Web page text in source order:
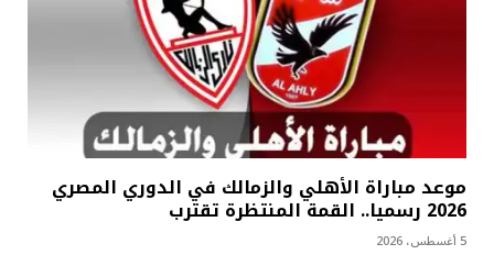
موعد مباراة الأهلي والزمالك في الدوري المصري
2026 رسميا.. القمة المنتظرة تقترب
5 أغسطس، 2026